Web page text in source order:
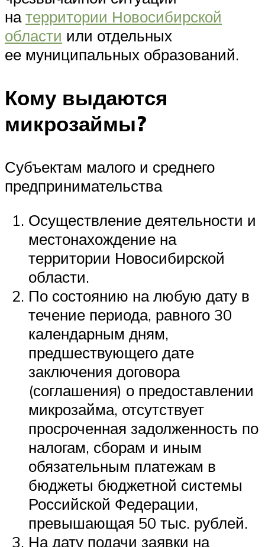
натерритории Новосибирской
области или отдельных
ее муниципальных образований.
Кому выдаются
микрозаймы?
Субъектам малого и среднего
предпринимательства
Осуществление деятельности и
местонахождение на
территории Новосибирской
области.
По состоянию на любую дату в
течение периода, равного 30
календарным дням,
предшествующего дате
заключения договора
(соглашения) о предоставлении
микрозайма, отсутствует
просроченная задолженность по
налогам, сборам и иным
обязательным платежам в
бюджеты бюджетной системы
Российской Федерации,
превышающая 50 тыс. рублей.
На дату подачи заявки на